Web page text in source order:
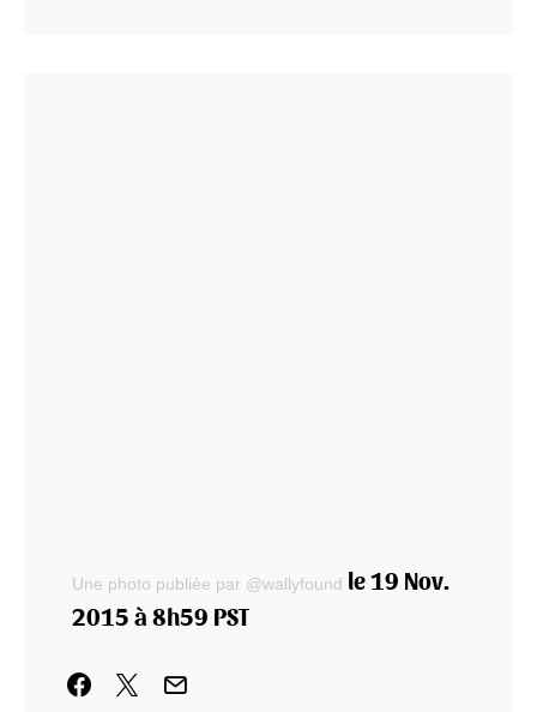
Une photo publiée par @wallyfound le 19 Nov.
2015 à 8h59 PST